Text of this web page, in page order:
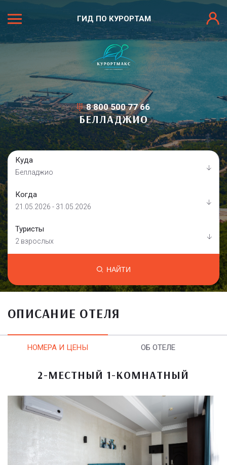
ГИД ПО КУРОРТАМ
8 800 500 77 66
БЕЛЛАДЖИО
Куда
Белладжио
Когда
21.05.2026 - 31.05.2026
Туристы
2 взрослых
НАЙТИ
ОПИСАНИЕ ОТЕЛЯ
НОМЕРА И ЦЕНЫ ОБ ОТЕЛЕ
2-МЕСТНЫЙ 1-КОМНАТНЫЙ